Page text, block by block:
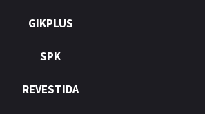
GIKPLUS
SPK
REVESTIDA